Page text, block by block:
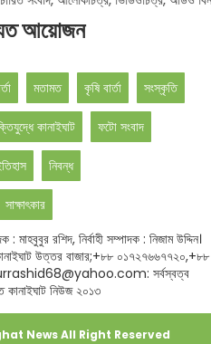
আয়োজন
মতামত কৃষি বার্তা সংস্কৃতি
কানাইঘাট ফটো সংবাদ
নিবন্ধ
সাক্ষাৎকার
মাহবুবুর রশিদ, নির্বাহী সম্পাদক : নিজাম উদ্দিন।
উত্তর বাজার;+৮৮ ০১৭২৭৬৬৭৭২০,+৮৮
সর্বস্বত্ব
কানাইঘাট নিউজ ২০১৩
NewsAll Right Reserved